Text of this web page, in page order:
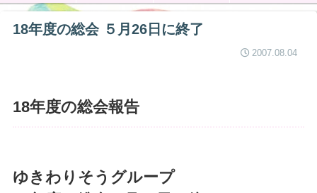
18年度の総会 ５月26日に終了
2007.08.04
18年度の総会報告
ゆきわりそうグループ